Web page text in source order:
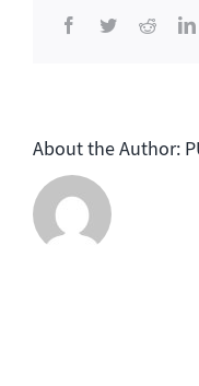
Facebook
TwitterReddit
About the Author: